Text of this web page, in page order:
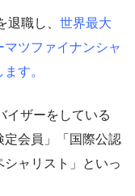
職し、 世界最大
ツファイナンシャ
す。
イザーをしている
定会員」「国際公認
ャリスト」といっ